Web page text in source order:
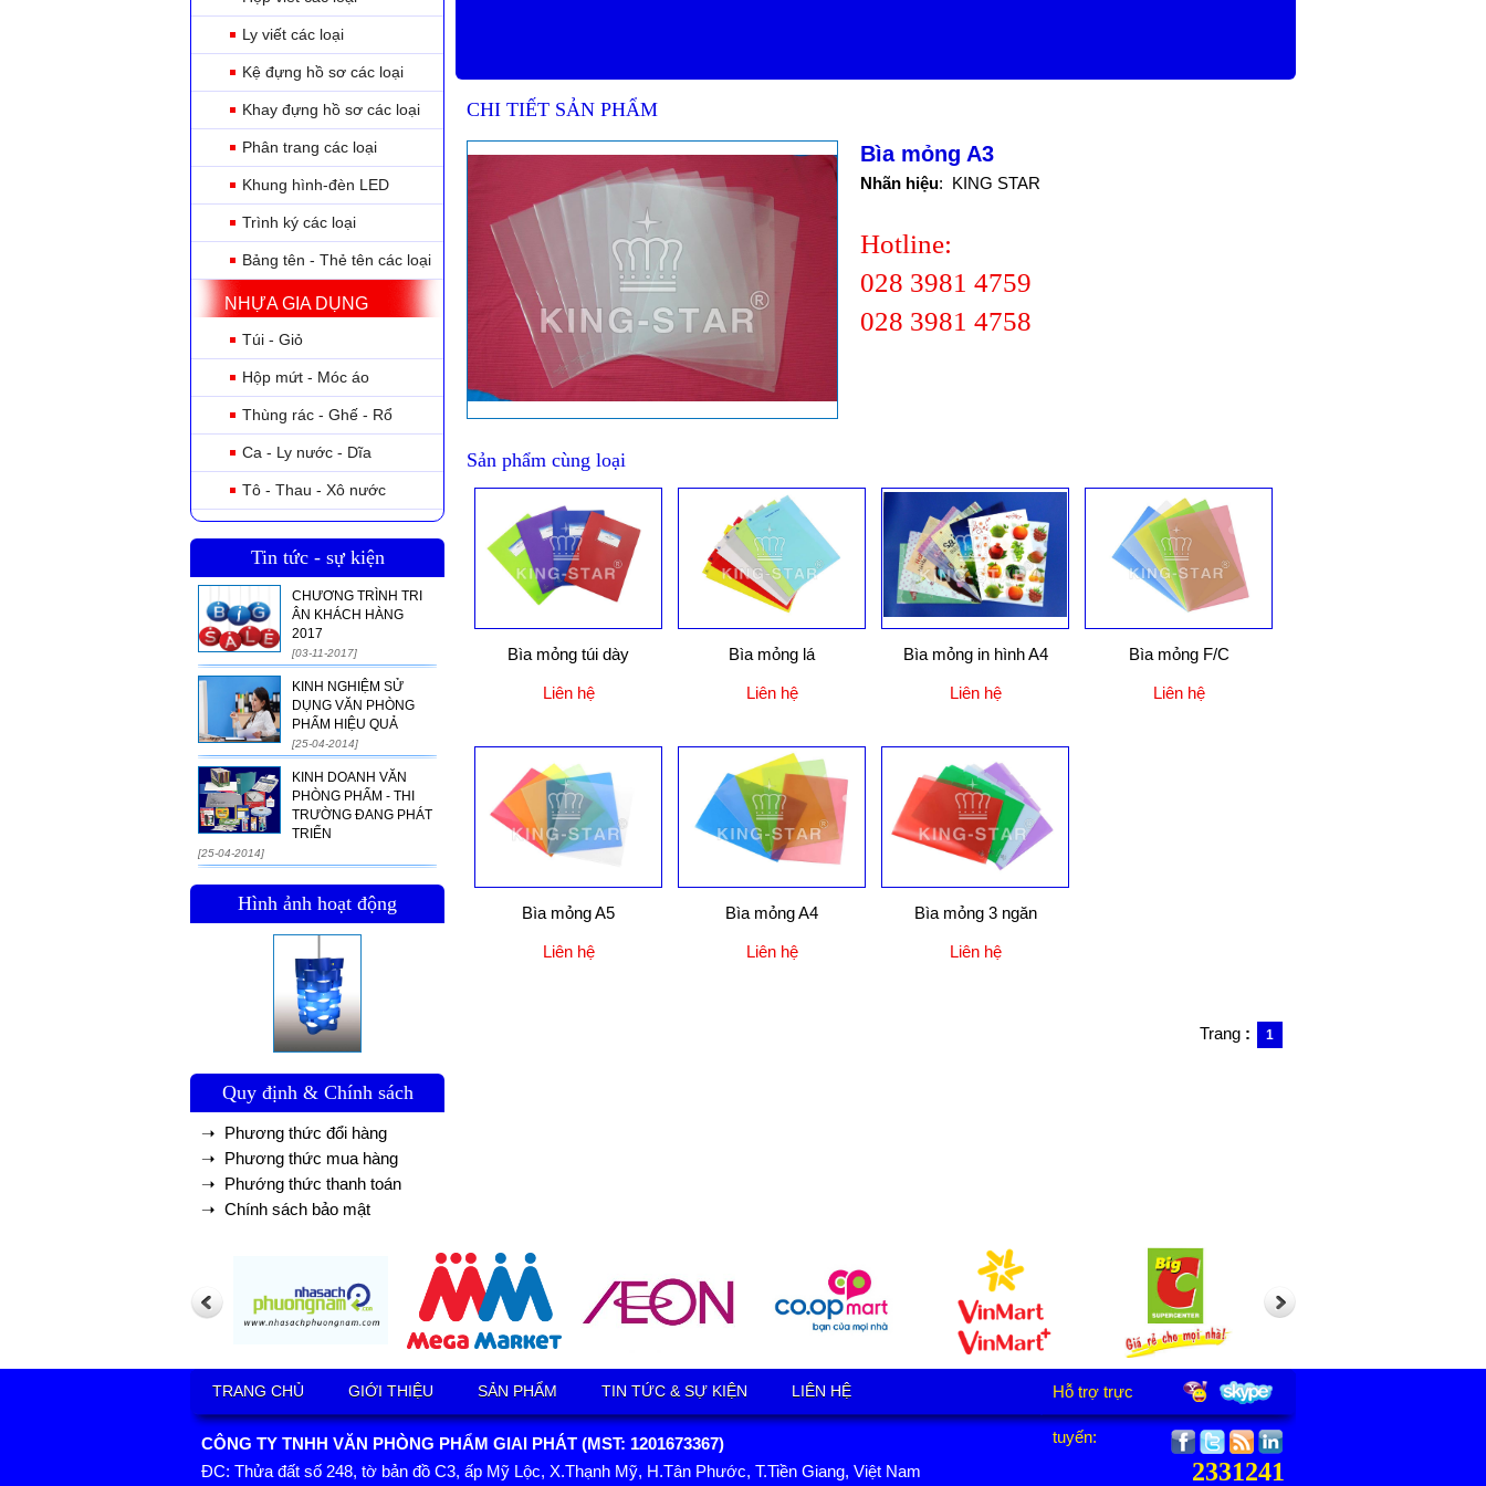
Ly viết các loại
Kệ đựng hồ sơ các loại
Khay đựng hồ sơ các loại
Phân trang các loại
Khung hình-đèn LED
Trình ký các loại
Bảng tên - Thẻ tên các loại
NHỰA GIA DỤNG
Túi - Giỏ
Hộp mứt - Móc áo
Thùng rác - Ghế - Rổ
Ca - Ly nước - Dĩa
Tô - Thau - Xô nước
Tin tức - sự kiện
CHƯƠNG TRÌNH TRI
ÂN KHÁCH HÀNG
2017
[03-11-2017]
KINH NGHIỆM SỬ
DỤNG VĂN PHÒNG
PHẨM HIỆU QUẢ
[25-04-2014]
KINH DOANH VĂN
PHÒNG PHẨM - THI
TRƯỜNG ĐANG PHÁT
TRIỂN
[25-04-2014]
Hình ảnh hoạt động
Quy định & Chính sách
➝ Phương thức đổi hàng
➝ Phương thức mua hàng
➝ Phướng thức thanh toán
➝ Chính sách bảo mật
CHI TIẾT SẢN PHẨM
Bìa mỏng A3
Nhãn hiệu: KING STAR
Hotline:
028 3981 4759
028 3981 4758
Sản phẩm cùng loại
Bìa mỏng túi dày
Liên hệ
Bìa mỏng lá
Liên hệ
Bìa mỏng in hình A4
Liên hệ
Bìa mỏng F/C
Liên hệ
Bìa mỏng A5
Liên hệ
Bìa mỏng A4
Liên hệ
Bìa mỏng 3 ngăn
Liên hệ
Trang : 1
TRANG CHỦ GIỚI THIỆU SẢN PHẨM TIN TỨC & SỰ KIỆN LIÊN HỆ Hỗ trợ trực
tuyến:
CÔNG TY TNHH VĂN PHÒNG PHẨM GIAI PHÁT (MST: 1201673367)
ĐC: Thửa đất số 248, tờ bản đồ C3, ấp Mỹ Lộc, X.Thạnh Mỹ, H.Tân Phước, T.Tiền Giang, Việt Nam
2331241